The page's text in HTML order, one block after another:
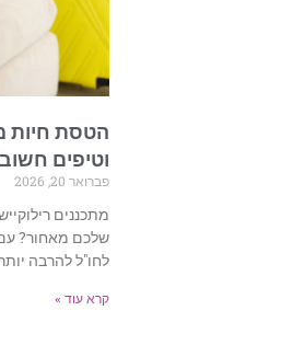
הטסת חיות
וטיפים
פברואר 20, 2026
מתכננים
שלכם מאחור?
לחו"ל להרבה
קרא עוד »